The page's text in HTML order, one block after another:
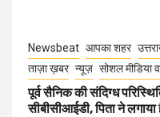
Newsbeat आपका शहर
ताज़ा ख़बर न्यूज़ सोशल मीडिया
पूर्व सैनिक की संदिग्ध
सीबीसीआईडी, पिता ने